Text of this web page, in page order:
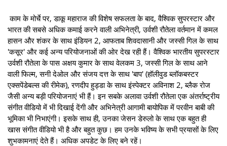
काम के मोर्चे पर, डाकू महाराज की विशेष सफलता के बाद, वैश्विक सुपरस्टार और
भारत की सबसे अधिक कमाई करने वाली अभिनेत्री, उर्वशी रौतेला वर्तमान में कमल
हासन और शंकर के साथ इंडियन 2, आफताब शिवदासानी और जस्सी गिल के साथ
'कसूर' और कई अन्य परियोजनाओं की ओर देख रही हैं। वैश्विक भारतीय सुपरस्टार
उर्वशी रौतेला के पास अक्षय कुमार के साथ वेलकम 3, जस्सी गिल के साथ आने
वाली फिल्म, सनी देओल और संजय दत्त के साथ 'बाप' (हॉलीवुड ब्लॉकबस्टर
एक्सपेंडेबल्स की रीमेक), रणदीप हुड्डा के साथ इंस्पेक्टर अविनाश 2, ब्लैक रोज
जैसी अन्य बड़ी परियोजनाएं भी हैं। इन सबके अलावा उर्वशी रौतेला एक अंतर्राष्ट्रीय
संगीत वीडियो में भी दिखाई देंगी और अभिनेत्री आगामी बायोपिक में परवीन बाबी की
भूमिका भी निभाएंगी। इसके साथ ही, उनका जेसन डेरुलो के साथ एक बहुत ही
खास संगीत वीडियो भी है और बहुत कुछ। हम उनके भविष्य के सभी प्रयासों के लिए
शुभकामनाएं देते हैं। अधिक अपडेट के लिए बने रहें।